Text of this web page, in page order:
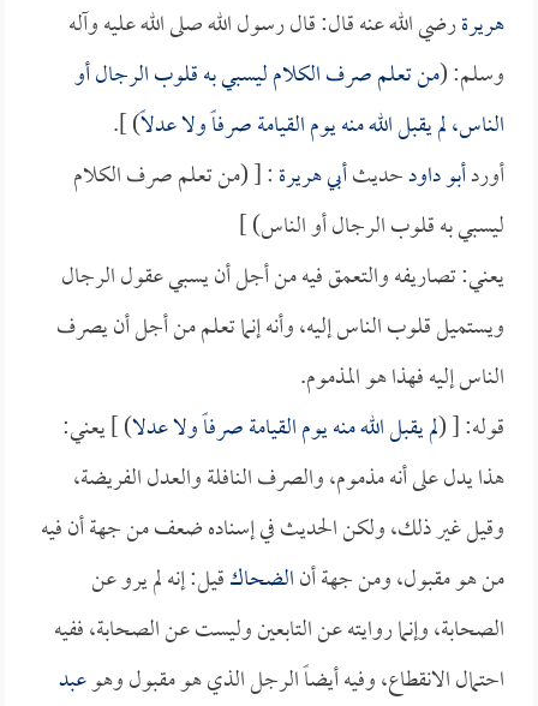
هريرةرضي الله عنه قال: قال رسول الله صلى الله عليه وآله
وسلم: (من تعلم صرف الكلام ليسبي به قلوب الرجال أو
الناس، لم يقبل الله منه يوم القيامة صرفاً ولا عدلاً) ].
أوردأبو داودحديثأبي هريرة: [ (من تعلم صرف الكلام
ليسبي به قلوب الرجال أو الناس) ]
يعني: تصاريفه والتعمق فيه من أجل أن يسبي عقول الرجال
ويستميل قلوب الناس إليه، وأنه إنما تعلم من أجل أن يصرف
الناس إليه فهذا هو المذموم.
قوله: [ (لم يقبل الله منه يوم القيامة صرفاً ولا عدلا) ] يعني:
هذا يدل على أنه مذموم، والصرف النافلة والعدل الفريضة،
وقيل غير ذلك، ولكن الحديث في إسناده ضعف من جهة أن فيه
من هو مقبول، ومن جهة أنالضحاكقيل: إنه لم يرو عن
الصحابة، وإنما روايته عن التابعين وليست عن الصحابة، ففيه
احتمال الانقطاع، وفيه أيضاً الرجل الذي هو مقبول وهوعبد